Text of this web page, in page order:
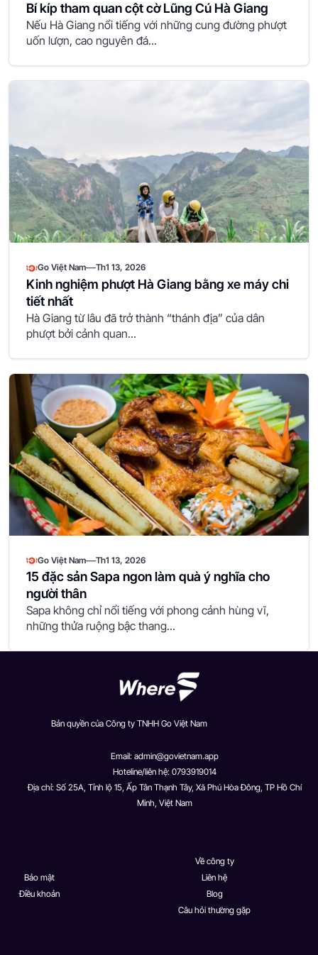
Bí kíp tham quan cột cờ Lũng Cú Hà Giang
Nếu Hà Giang nổi tiếng với những cung đường phượt
uốn lượn, cao nguyên đá...
Go Việt Nam—Th1 13, 2026
Kinh nghiệm phượt Hà Giang bằng xe máy chi
tiết nhất
Hà Giang từ lâu đã trở thành “thánh địa” của dân
phượt bởi cảnh quan...
Go Việt Nam—Th1 13, 2026
15 đặc sản Sapa ngon làm quà ý nghĩa cho
người thân
Sapa không chỉ nổi tiếng với phong cảnh hùng vĩ,
những thửa ruộng bậc thang...
Bản quyền của Công ty TNHH Go Việt Nam
Email: admin@govietnam.app
Hoteline/liên hệ: 0793919014
Địa chỉ: Số 25A, Tỉnh lộ 15, Ấp Tân Thạnh Tây, Xã Phú Hòa Đông, TP Hồ Chí
Minh, Việt Nam
Bảo mật
Điều khoản
Về công ty
Liên hệ
Blog
Câu hỏi thường gặp